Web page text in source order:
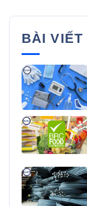
BÀI VIẾT